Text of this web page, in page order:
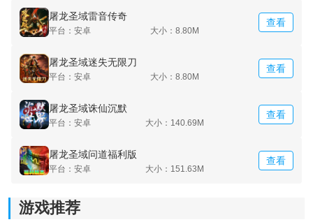
屠龙圣域雷音传奇
平台：安卓 大小：8.80M
查看
屠龙圣域迷失无限刀
平台：安卓 大小：8.80M
查看
屠龙圣域诛仙沉默
平台：安卓 大小：140.69M
查看
屠龙圣域问道福利版
平台：安卓 大小：151.63M
查看
游戏推荐